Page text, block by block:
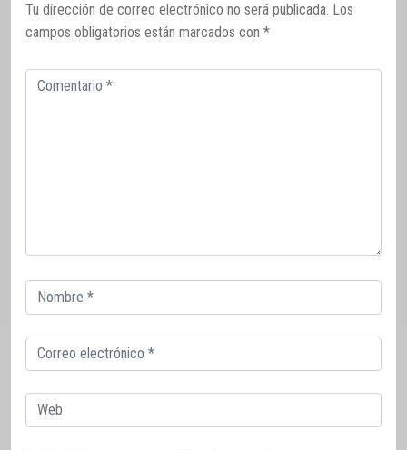
Tu dirección de correo electrónico no será publicada. Los
campos obligatorios están marcados con *
Comentario
Correo
electrónico
Correo
electrónico
Web